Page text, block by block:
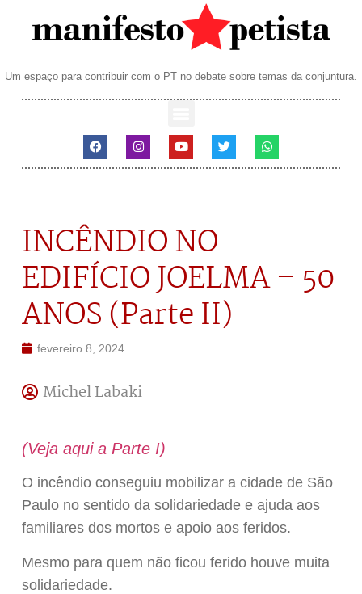
Um espaço para contribuir com o PT no debate sobre temas da conjuntura.
INCÊNDIO NO
EDIFÍCIO JOELMA – 50
ANOS (Parte II)
fevereiro 8, 2024
Michel Labaki
(Veja aqui a Parte I)
O incêndio conseguiu mobilizar a cidade de São
Paulo no sentido da solidariedade e ajuda aos
familiares dos mortos e apoio aos feridos.
Mesmo para quem não ficou ferido houve muita
solidariedade.